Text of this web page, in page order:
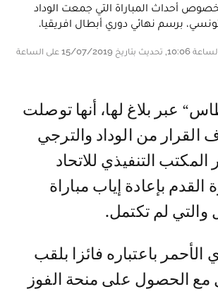
بخصوص أحداث المباراة التي جمعت الوداد
برسم نهائي دوري أبطال افريقيا.
في 15/07/2019 على الساعة 10:06, تحديث بتاريخ 15/07/2019 على الساعة
القرار من الوداد والترجي
التنفيذي للاتحاد
القدم بإعادة إياب مباراة
والتي لم تكتمل.
الأحمر باعتباره فائزا بلقب
مع الحصول على منحة الفوز